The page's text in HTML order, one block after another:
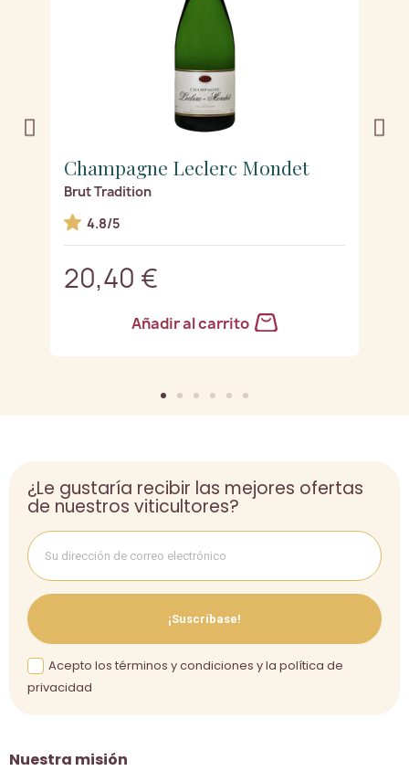
Champagne Leclerc Mondet
Brut Tradition
4.8/5
20,40 €
Añadir al carrito
Nuestra misión
¿Le gustaría recibir las mejores ofertas
de nuestros viticultores?
¡Suscríbase!
Acepto los términos y condiciones y la política de
privacidad